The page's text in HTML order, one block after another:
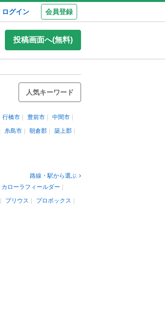
ログイン 会員登録
投稿画面へ(無料)
人気キーワード
行橋市 豊前市
中間市
糸島市 朝倉郡
築上郡
路線・駅から選ぶ
カローラフィールダー
プリウス
プロボックス